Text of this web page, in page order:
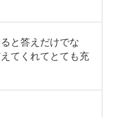
と答えだけでな
てくれてとても充